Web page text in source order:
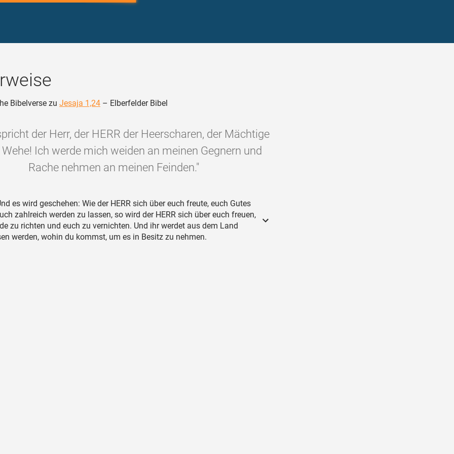
Bibelverse zu Jesaja 1,24 – Elberfelder Bibel
der Herr, der HERR der Heerscharen, der Mächtige
Wehe! Ich werde mich weiden an meinen Gegnern und
Rache nehmen an meinen Feinden."
es wird geschehen: Wie der HERR sich über euch freute, euch Gutes
zahlreich werden zu lassen, so wird der HERR sich über euch freuen,
zu richten und euch zu vernichten. Und ihr werdet aus dem Land
werden, wohin du kommst, um es in Besitz zu nehmen.